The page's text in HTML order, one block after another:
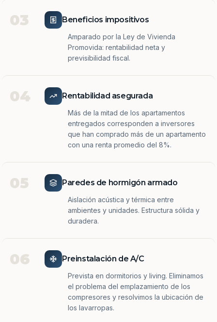
03 Beneficios impositivos
Amparado por la Ley de Vivienda
Promovida: rentabilidad neta y
previsibilidad fiscal.
04 Rentabilidad asegurada
Más de la mitad de los apartamentos
entregados corresponden a inversores
que han comprado más de un apartamento
con una renta promedio del 8%.
05 Paredes de hormigón armado
Aislación acústica y térmica entre
ambientes y unidades. Estructura sólida y
duradera.
06 Preinstalación de A/C
Prevista en dormitorios y living. Eliminamos
el problema del emplazamiento de los
compresores y resolvimos la ubicación de
los lavarropas.